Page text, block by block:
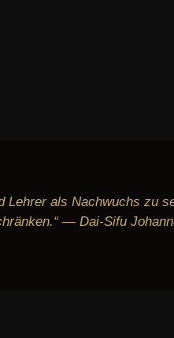
Lehrer als Nachwuchs zu
— Dai-Sifu